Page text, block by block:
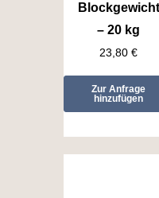
Blockgewicht
– 20 kg
23,80 €
Zur Anfrage
hinzufügen